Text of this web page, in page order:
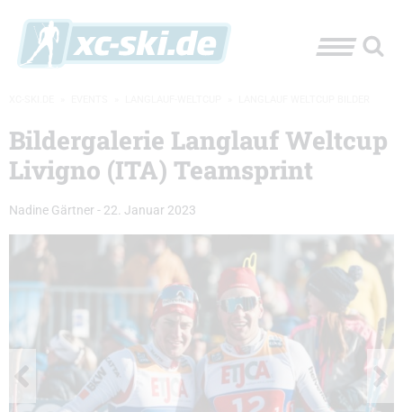
Bildergalerie Langlauf Weltcup
Livigno (ITA) Teamsprint
Nadine Gärtner - 22. Januar 2023